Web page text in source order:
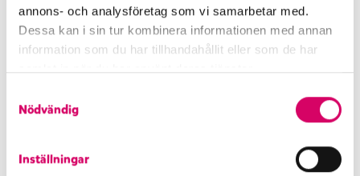
annons- och analysföretag som vi samarbetar med.
Dessa kan i sin tur kombinera informationen med annan
information som du har tillhandahållit eller som de har
Nödvändig
Inställningar